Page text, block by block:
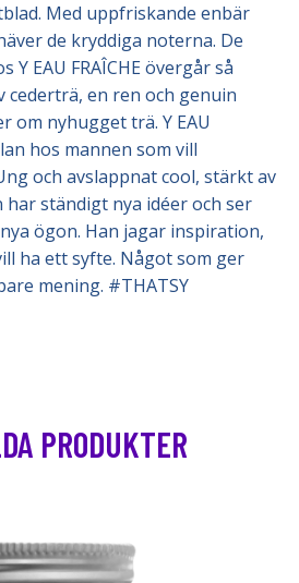
Med uppfriskande enbär
de kryddiga noterna. De
EAU FRAÎCHE övergår så
cederträ, en ren och genuin
om nyhugget trä. Y EAU
hos mannen som vill
och avslappnat cool, stärkt av
har ständigt nya idéer och ser
ögon. Han jagar inspiration,
ha ett syfte. Något som ger
mening. #THATSY
PRODUKTER